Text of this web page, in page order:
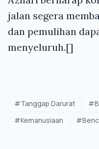
jalan segera
dan pemulihan
menyeluruh.[]
#Tanggap Darurat
#Kemanusiaan